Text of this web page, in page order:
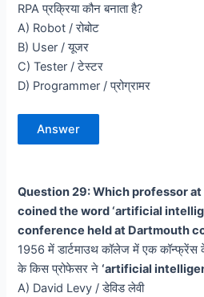
RPA प्रक्रिया कौन बनाता है?
A) Robot / रोबोट
B) User / यूजर
C) Tester / टेस्टर
D) Programmer / प्रोग्रामर
Answer
Question 29: Which professor
coined the word ‘artificial
conference held at Dartmouth
1956 में डार्टमाउथ कॉलेज में एक कॉन्फ्रेंस के
के किस प्रोफेसर ने‘artificial
A) David Levy / डेविड लेवी